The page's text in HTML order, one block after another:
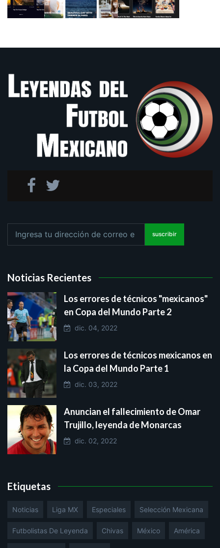
suscribir
Noticias Recientes
Los errores de técnicos "mexicanos"
en Copa del Mundo Parte 2
dic. 04, 2022
Los errores de técnicos mexicanos en
la Copa del Mundo Parte 1
dic. 03, 2022
Anuncian el fallecimiento de Omar
Trujillo, leyenda de Monarcas
dic. 02, 2022
Etiquetas
Noticias Liga MX Especiales Selección Mexicana
Futbolistas De Leyenda Chivas México América